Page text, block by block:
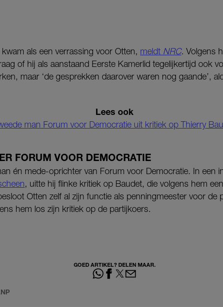
als een verrassing voor Otten, meldt NRC. Volgens
of hij als aanstaand Eerste Kamerlid tegelijkertijd ook
maar ‘de gesprekken daarover waren nog gaande’,
Lees ook
man Forum voor Democratie uit kritiek op Thierry
FORUM VOOR DEMOCRATIE
én mede-oprichter van Forum voor Democratie. In een
, uitte hij flinke kritiek op Baudet, die volgens hem
Otten zelf al zijn functie als penningmeester voor de
hem los zijn kritiek op de partijkoers.
GOED ARTIKEL? DELEN MAAR.